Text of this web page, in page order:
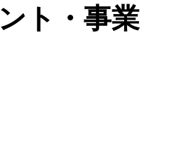
ト・事業